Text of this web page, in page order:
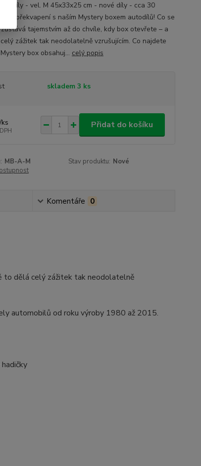
- vel. M 45x33x25 cm - nové díly - cca 30
překvapení s naším Mystery boxem autodílů! Co se
tajemstvím až do chvíle, kdy box otevřete – a
zážitek tak neodolatelně vzrušujícím. Co najdete
box obsahuj... celý popis
skladem 3 ks
ks Přidat do košíku
MB-A-M Stav produktu: Nové
Komentáře 0
to dělá celý zážitek tak neodolatelně
automobilů od roku výroby 1980 až 2015.